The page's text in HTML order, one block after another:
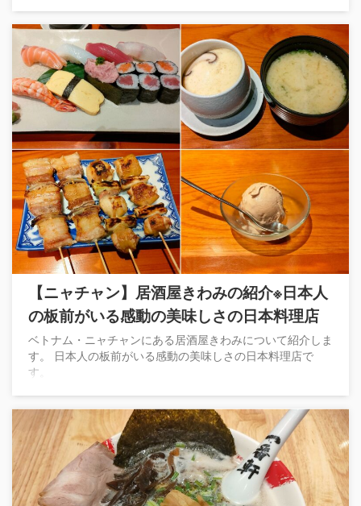
【ニャチャン】居酒屋きわみの紹介※日本人
の板前がいる感動の美味しさの日本料理店
ベトナム・ニャチャンにある居酒屋きわみについて紹介しま
す。 日本人の板前がいる感動の美味しさの日本料理店で
す。